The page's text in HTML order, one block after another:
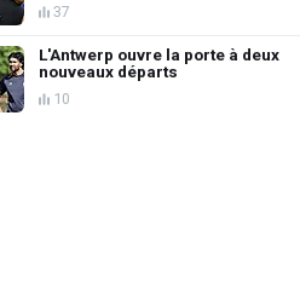
37
L'Antwerp ouvre la porte à deux
nouveaux départs
10